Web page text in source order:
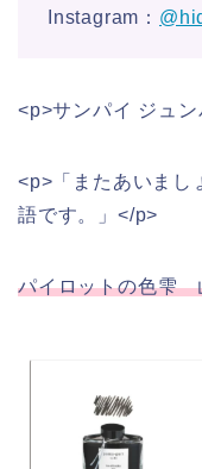
Instagram：
<p>サンパイ ジュ
<p>「またあいまし
語です。」</p>
パイロットの色雫